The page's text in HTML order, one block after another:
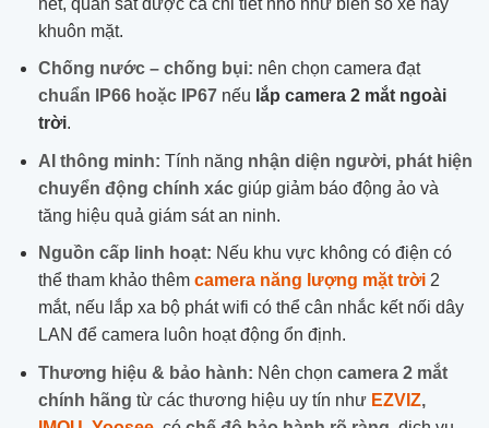
khuôn mặt.
Chống nước – chống bụi: nên chọn camera đạt
chuẩn IP66 hoặc IP67 nếu lắp camera 2 mắt ngoài
trời.
AI thông minh: Tính năng nhận diện người, phát hiện
chuyển động chính xác giúp giảm báo động ảo và
tăng hiệu quả giám sát an ninh.
Nguồn cấp linh hoạt: Nếu khu vực không có điện có
thể tham khảo thêm camera năng lượng mặt trời 2
mắt, nếu lắp xa bộ phát wifi có thể cân nhắc kết nối dây
LAN để camera luôn hoạt động ổn định.
Thương hiệu & bảo hành: Nên chọn camera 2 mắt
chính hãng từ các thương hiệu uy tín như EZVIZ,